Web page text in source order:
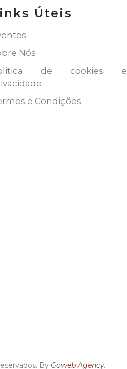
Úteis
Nós
de cookies e
e Condições
By Goweb Agency.